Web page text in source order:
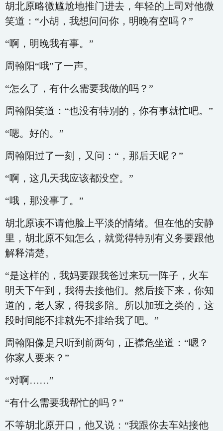
胡北原略微尴尬地推门进去，年轻的上司对他微
笑道：“小胡，我想问问你，明晚有空吗？”
“啊，明晚我有事。”
周翰阳“哦”了一声。
“怎么了，有什么需要我做的吗？”
周翰阳笑道：“也没有特别的，你有事就忙吧。”
“嗯。好的。”
周翰阳过了一刻，又问：“，那后天呢？”
“啊，这几天我应该都没空。”
“哦，那没事了。”
胡北原读不请他脸上平淡的情绪。但在他的安静
里，胡北原不知怎么，就觉得特别有义务要跟他
解释清楚。
“是这样的，我妈要跟我爸过来玩一阵子，火车
明天下午到，我得去接他们。然后接下来，你知
道的，老人家，得我多陪。所以加班之类的，这
段时间能不排就先不排给我了吧。”
周翰阳像是只听到前两句，正襟危坐道：“嗯？
你家人要来？”
“对啊……”
“有什么需要我帮忙的吗？”
不等胡北原开口，他又说：“我跟你去车站接他